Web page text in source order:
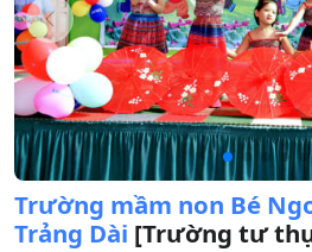
Trường mầm non Bé
Trảng Dài [Trường tư